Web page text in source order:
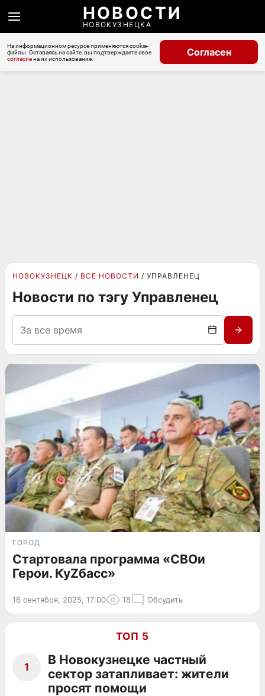
НОВОСТИ
НОВОКУЗНЕЦКА
На информационном ресурсе применяются cookie-
файлы. Оставаясь на сайте, вы подтверждаете свое
согласиена их использование.
Согласен
НОВОКУЗНЕЦК ВСЕ НОВОСТИ УПРАВЛЕНЕЦ
Новости по тэгу Управленец
ГОРОД
Стартовала программа «СВОи
Герои. КуZбaсс»
16 сентября, 2025, 17:00 18 Обсудить
ТОП 5
1
В Новокузнецке частный
сектор затапливает: жители
просят помощи